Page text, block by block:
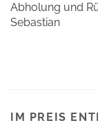
Abholung und
Sebastian
IM PREIS